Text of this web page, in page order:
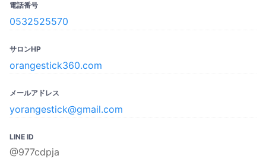
電話番号
0532525570
サロンHP
orangestick360.com
メールアドレス
yorangestick@gmail.com
LINE ID
@977cdpja